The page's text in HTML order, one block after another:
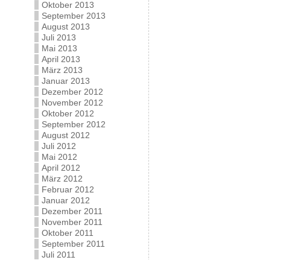
Oktober 2013
September 2013
August 2013
Juli 2013
Mai 2013
April 2013
März 2013
Januar 2013
Dezember 2012
November 2012
Oktober 2012
September 2012
August 2012
Juli 2012
Mai 2012
April 2012
März 2012
Februar 2012
Januar 2012
Dezember 2011
November 2011
Oktober 2011
September 2011
Juli 2011